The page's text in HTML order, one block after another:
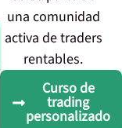
una comunidad
activa de traders
rentables.
Curso de
trading
personalizado